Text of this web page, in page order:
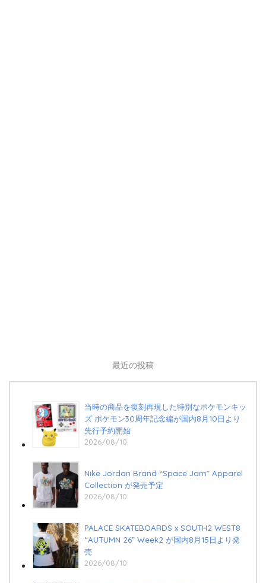
最近の投稿
当時の商品を復刻再現した特別なポケモンキッ
ズ ポケモン30周年記念編が国内8月10日より
先行予約開始
2026/08/10
Nike Jordan Brand “Space Jam” Apparel
Collection が発売予定
2026/08/10
PALACE SKATEBOARDS x SOUTH2 WEST8
“AUTUMN 26” Week2 が国内8月15日より発
売
2026/08/10